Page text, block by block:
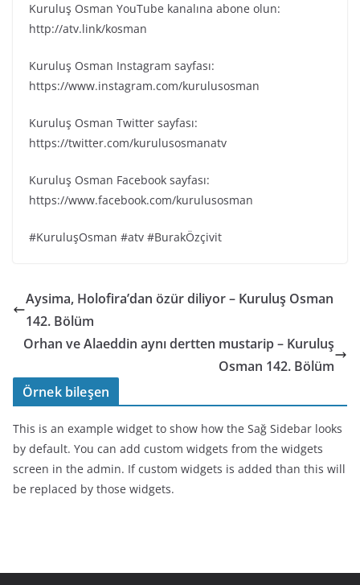
Kuruluş Osman YouTube kanalına abone olun:
http://atv.link/kosman
Kuruluş Osman Instagram sayfası:
https://www.instagram.com/kurulusosman
Kuruluş Osman Twitter sayfası:
https://twitter.com/kurulusosmanatv
Kuruluş Osman Facebook sayfası:
https://www.facebook.com/kurulusosman
#KuruluşOsman #atv #BurakÖzçivit
Aysima, Holofira’dan özür diliyor – Kuruluş Osman
142. Bölüm
Orhan ve Alaeddin aynı dertten mustarip – Kuruluş
Osman 142. Bölüm
Örnek bileşen
This is an example widget to show how the Sağ Sidebar looks
by default. You can add custom widgets from the widgets
screen in the admin. If custom widgets is added than this will
be replaced by those widgets.